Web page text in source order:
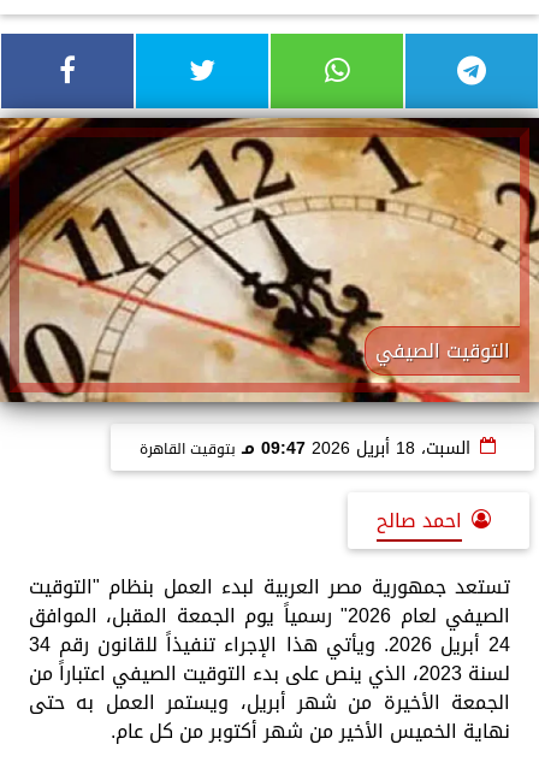
التوقيت الصيفي
السبت، 18 أبريل 2026 09:47 مـ بتوقيت القاهرة
احمد صالح
تستعد جمهورية مصر العربية لبدء العمل بنظام "التوقيت
الصيفي لعام 2026" رسمياً يوم الجمعة المقبل، الموافق
24 أبريل 2026. ويأتي هذا الإجراء تنفيذاً للقانون رقم 34
لسنة 2023، الذي ينص على بدء التوقيت الصيفي اعتباراً من
الجمعة الأخيرة من شهر أبريل، ويستمر العمل به حتى
نهاية الخميس الأخير من شهر أكتوبر من كل عام.